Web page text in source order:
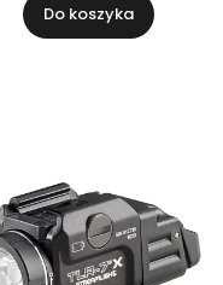
Do koszyka